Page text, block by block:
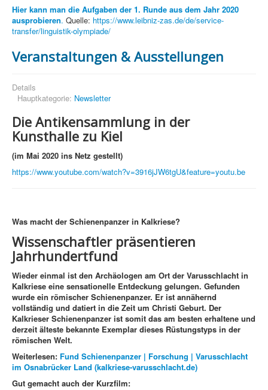
Hier kann man die Aufgaben der 1. Runde aus dem Jahr 2020
ausprobieren. Quelle: https://www.leibniz-zas.de/de/service-
transfer/linguistik-olympiade/
Veranstaltungen & Ausstellungen
Details
Hauptkategorie: Newsletter
Die Antikensammlung in der
Kunsthalle zu Kiel
(im Mai 2020 ins Netz gestellt)
https://www.youtube.com/watch?v=3916jJW6tgU&feature=youtu.be
Was macht der Schienenpanzer in Kalkriese?
Wissenschaftler präsentieren
Jahrhundertfund
Wieder einmal ist den Archäologen am Ort der Varusschlacht in
Kalkriese eine sensationelle Entdeckung gelungen. Gefunden
wurde ein römischer Schienenpanzer. Er ist annähernd
vollständig und datiert in die Zeit um Christi Geburt. Der
Kalkrieser Schienenpanzer ist somit das am besten erhaltene und
derzeit älteste bekannte Exemplar dieses Rüstungstyps in der
römischen Welt.
Weiterlesen: Fund Schienenpanzer | Forschung | Varusschlacht
im Osnabrücker Land (kalkriese-varusschlacht.de)
Gut gemacht auch der Kurzfilm: